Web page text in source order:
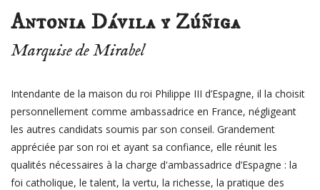
Antonia Dávila y Zúñiga
Marquise de Mirabel
Intendante de la maison du roi Philippe III d’Espagne, il la choisit
personnellement comme ambassadrice en France, négligeant
les autres candidats soumis par son conseil. Grandement
appréciée par son roi et ayant sa confiance, elle réunit les
qualités nécessaires à la charge d'ambassadrice d’Espagne : la
foi catholique, le talent, la vertu, la richesse, la pratique des